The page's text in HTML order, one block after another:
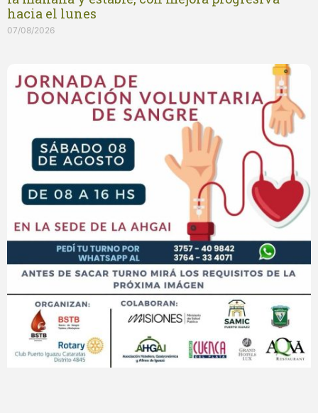
hacia el lunes
07/08/2026